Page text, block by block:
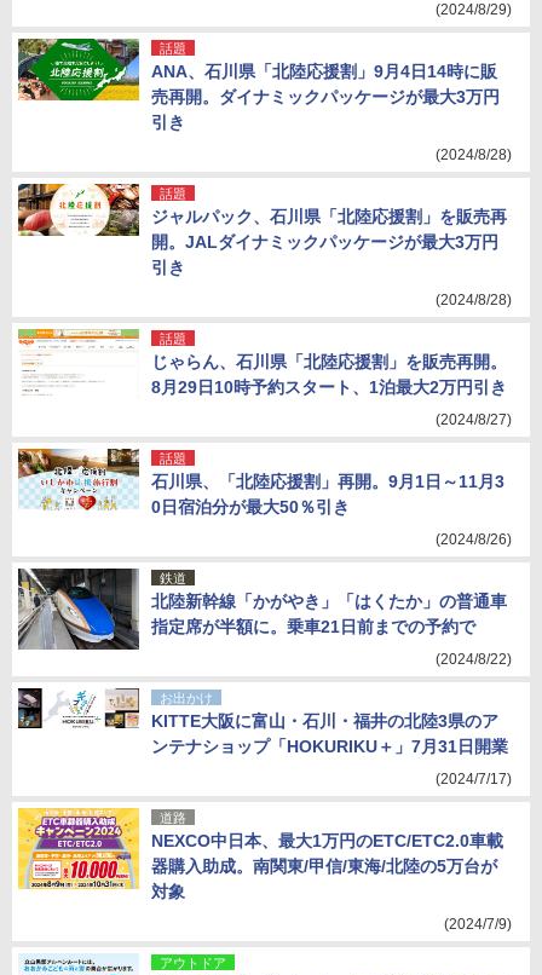
(2024/8/29)
話題
ANA、石川県「北陸応援割」9月4日14時に販
売再開。ダイナミックパッケージが最大3万円
引き
(2024/8/28)
話題
ジャルパック、石川県「北陸応援割」を販売再
開。JALダイナミックパッケージが最大3万円
引き
(2024/8/28)
話題
じゃらん、石川県「北陸応援割」を販売再開。
8月29日10時予約スタート、1泊最大2万円引き
(2024/8/27)
話題
石川県、「北陸応援割」再開。9月1日～11月3
0日宿泊分が最大50％引き
(2024/8/26)
鉄道
北陸新幹線「かがやき」「はくたか」の普通車
指定席が半額に。乗車21日前までの予約で
(2024/8/22)
お出かけ
KITTE大阪に富山・石川・福井の北陸3県のア
ンテナショップ「HOKURIKU＋」7月31日開業
(2024/7/17)
道路
NEXCO中日本、最大1万円のETC/ETC2.0車載
器購入助成。南関東/甲信/東海/北陸の5万台が
対象
(2024/7/9)
アウトドア